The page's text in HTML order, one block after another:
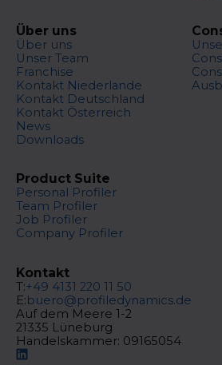
Über uns
Über uns
Unser Team
Franchise
Kontakt Niederlande
Kontakt Deutschland
Kontakt Österreich
News
Downloads
Product Suite
Personal Profiler
Team Profiler
Job Profiler
Company Profiler
Kontakt
T:+49 4131 220 11 50
E:buero@profiledynamics.de
Auf dem Meere 1-2
21335 Lüneburg
Handelskammer: 09165054